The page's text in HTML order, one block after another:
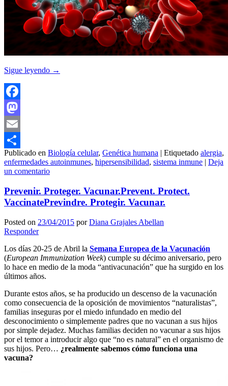
Sigue leyendo →
Facebook
Mastodon
Email
Compartir
Publicado en Biología celular, Genética humana | Etiquetado alergia,
enfermedades autoinmunes, hipersensibilidad, sistema inmune | Deja
un comentario
Prevenir. Proteger. Vacunar.Prevent. Protect.
VaccinatePrevindre. Protegir. Vacunar.
Posted on 23/04/2015 porDiana Grajales Abellan
Responder
Los días 20-25 de Abril la Semana Europea de la Vacunación
(European Immunization Week) cumple su décimo aniversario, pero
lo hace en medio de la moda “antivacunación” que ha surgido en los
últimos años.
Durante estos años, se ha producido un descenso de la vacunación
como consecuencia de la oposición de movimientos “naturalistas”,
familias inseguras por el miedo infundado en medio del
desconocimiento o simplemente padres que no vacunan a sus hijos
por simple dejadez. Muchas familias deciden no vacunar a sus hijos
por el temor a introducir algo que “no es natural” en el organismo de
sus hijos. Pero… ¿realmente sabemos cómo funciona una
vacuna?